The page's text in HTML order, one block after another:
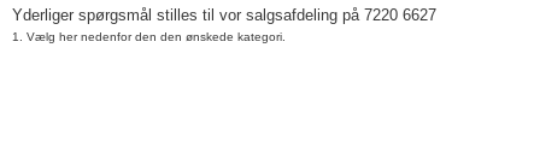
Yderliger spørgsmål stilles til vor salgsafdeling på 7220 6627
1. Vælg her nedenfor den den ønskede kategori.